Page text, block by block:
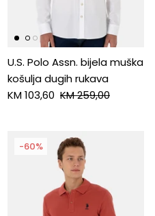
U.S. Polo Assn. bijela muška
košulja dugih rukava
KM 103,60 KM 259,00
-60%